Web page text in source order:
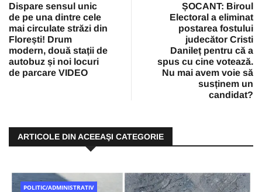
Dispare sensul unic
de pe una dintre cele
mai circulate străzi din
Florești! Drum
modern, două stații de
autobuz și noi locuri
de parcare VIDEO
ȘOCANT: Biroul
Electoral a eliminat
postarea fostului
judecător Cristi
Danileț pentru că a
spus cu cine votează.
Nu mai avem voie să
susținem un
candidat?
ARTICOLE DIN ACEEAŞI CATEGORIE
POLITIC/ADMINISTRATIV